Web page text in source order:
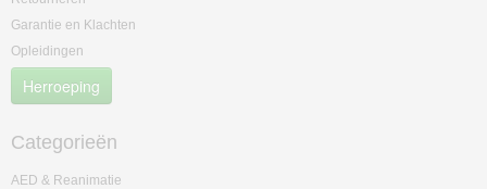
Garantie en Klachten
Opleidingen
Herroeping
Categorieën
AED & Reanimatie